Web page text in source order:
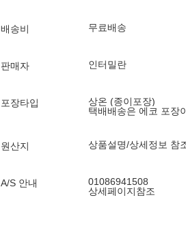
배송비 무료배송
판매자 인터밀란
포장타입
상온 (종이포장)
택배배송은 에코 포장
원산지 상품설명/상세정보 참
A/S 안내
01086941508
상세페이지참조